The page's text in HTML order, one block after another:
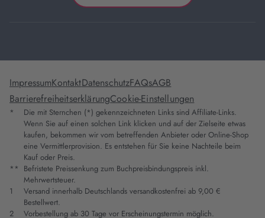
ImpressumKontaktDatenschutzFAQsAGB
BarrierefreiheitserklärungCookie-Einstellungen
*
Die mit Sternchen (*) gekennzeichneten Links sind Affiliate-Links.
Wenn Sie auf einen solchen Link klicken und auf der Zielseite etwas
kaufen, bekommen wir vom betreffenden Anbieter oder Online-Shop
eine Vermittlerprovision. Es entstehen für Sie keine Nachteile beim
Kauf oder Preis.
** Befristete Preissenkung zum Buchpreisbindungspreis inkl.
Mehrwertsteuer.
1
Versand innerhalb Deutschlands versandkostenfrei ab 9,00 €
Bestellwert.
2
Vorbestellung ab 30 Tage vor Erscheinungstermin möglich.